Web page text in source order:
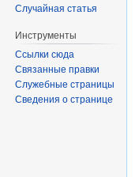
Случайная статья
Инструменты
Ссылки сюда
Связанные правки
Служебные страницы
Сведения о странице